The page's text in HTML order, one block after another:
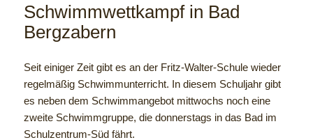
Schwimmwettkampf in Bad
Bergzabern
Seit einiger Zeit gibt es an der Fritz-Walter-Schule wieder
regelmäßig Schwimmunterricht. In diesem Schuljahr gibt
es neben dem Schwimmangebot mittwochs noch eine
zweite Schwimmgruppe, die donnerstags in das Bad im
Schulzentrum-Süd fährt.